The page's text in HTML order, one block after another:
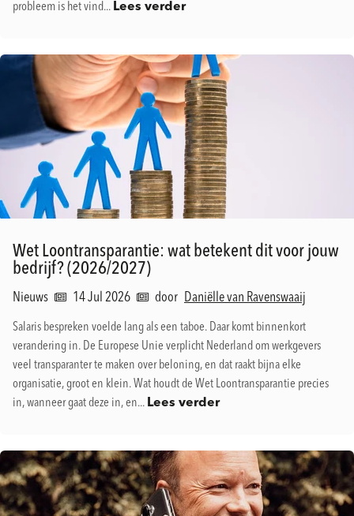
probleem is het vind... Lees verder
Wet Loontransparantie: wat betekent dit voor jouw
bedrijf? (2026/2027)
Nieuws 14 Jul 2026 door Daniëlle van Ravenswaaij
Salaris bespreken voelde lang als een taboe. Daar komt binnenkort
verandering in. De Europese Unie verplicht Nederland om werkgevers
veel transparanter te maken over beloning, en dat raakt bijna elke
organisatie, groot en klein. Wat houdt de Wet Loontransparantie precies
in, wanneer gaat deze in, en... Lees verder